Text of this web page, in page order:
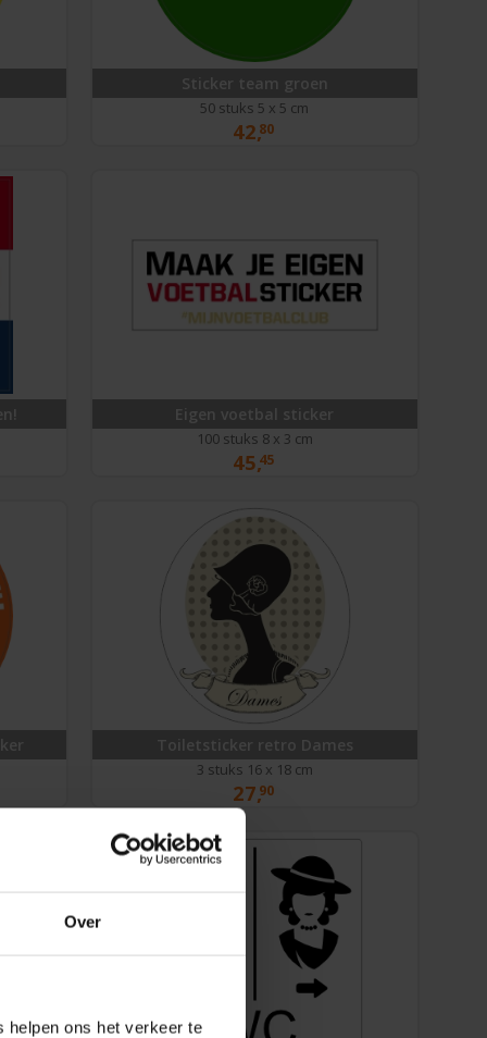
Over
helpen ons het verkeer te
Sticker team groen
50 stuks 5 x 5 cm
42,80
Eigen voetbal sticker
100 stuks 8 x 3 cm
45,45
Toiletsticker retro Dames
3 stuks 16 x 18 cm
27,90